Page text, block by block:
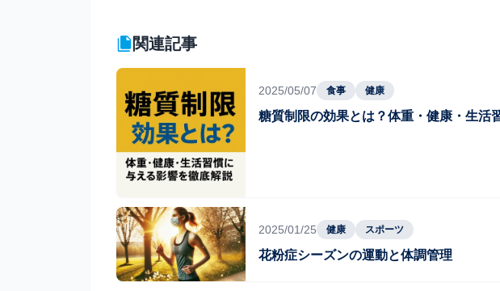
関連記事
2025/05/07 食事 健康
糖質制限の効果とは？体重・健康・生活
2025/01/25 健康 スポーツ
花粉症シーズンの運動と体調管理